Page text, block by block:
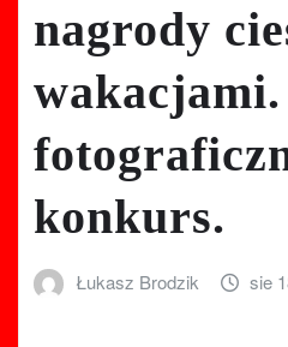
nagrody
konkurs.
Łukasz Brodzik sie